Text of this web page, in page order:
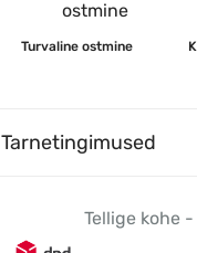
Turvaline ostmine
Tarnetingimused
Tellige kohe